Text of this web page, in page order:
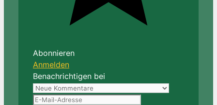
Abonnieren
Anmelden
Benachrichtigen bei